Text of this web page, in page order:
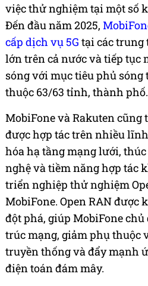
việc thử nghiệm tại một số
Đến đầu năm 2025,
cấp dịch vụ 5G tại các
lớn trên cả nước và tiếp tục
sóng với mục tiêu phủ
thuộc 63/63 tỉnh, thành phố.
MobiFone và Rakuten
được hợp tác trên nhiều
hóa hạ tầng mạng lưới,
nghệ và tiềm năng hợp tác
triển nghiệp thử nghiệm
MobiFone. Open RAN được
đột phá, giúp MobiFone
trúc mạng, giảm phụ thuộc
truyền thống và đẩy mạnh
điện toán đám mây.